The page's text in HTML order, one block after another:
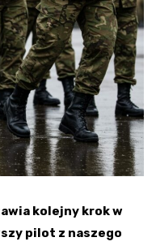
kolejny krok w
pilot z naszego